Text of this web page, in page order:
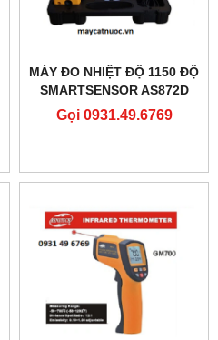
MÁY ĐO NHIỆT ĐỘ 1150 ĐỘ
SMARTSENSOR AS872D
Gọi 0931.49.6769